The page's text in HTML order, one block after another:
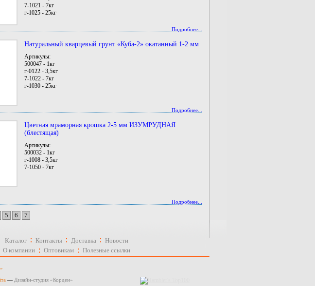
7-1021 - 7кг
г-1025 - 25кг
Подробнее...
Натуральный кварцевый грунт «Куба-2» окатанный 1-2 мм
Артикулы:
500047 - 1кг
г-0122 - 3,5кг
7-1022 - 7кг
г-1030 - 25кг
Подробнее...
Цветная мраморная крошка 2-5 мм ИЗУМРУДНАЯ
(блестящая)
Артикулы:
500032 - 1кг
г-1008 - 3,5кг
7-1050 - 7кг
Подробнее...
5 6 7
Каталог Контакты Доставка
Новости
О компании
Оптовикам Полезные ссылки
— Дизайн-студия «Корден»